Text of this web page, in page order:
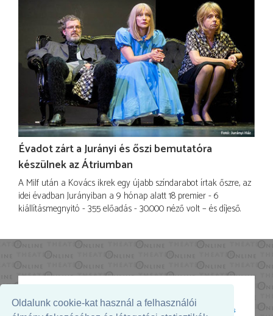
Oldalunk cookie-kat használ a felhasználói
Évadot zárt a Jurányi és őszi bemutatóra
készülnek az Átriumban
A Milf után a Kovács ikrek egy újabb színdarabot írtak őszre, az
idei évadban Jurányiban a 9 hónap alatt 18 premier - 6
kiállításmegnyitó - 355 előadás - 30.000 néző volt – és díjeső.
Az oldal megjelenését támogatja: